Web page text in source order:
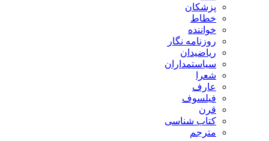
پزشکان
خطاط
خواننده
روزنامه نگار
ریاضیدان
سیاستمداران
شعرا
عارف
فیلسوف
قرن
کتاب شناسی
مترجم